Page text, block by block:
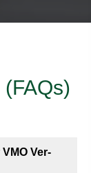
VMO Ver­